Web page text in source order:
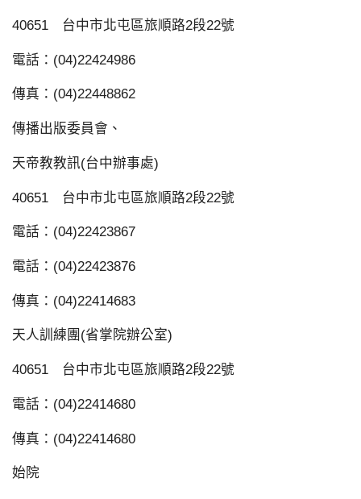
40651 台中市北屯區旅順路2段22號
電話：(04)22424986
傳真：(04)22448862
傳播出版委員會、
天帝教教訊(台中辦事處)
40651 台中市北屯區旅順路2段22號
電話：(04)22423867
電話：(04)22423876
傳真：(04)22414683
天人訓練團(省掌院辦公室)
40651 台中市北屯區旅順路2段22號
電話：(04)22414680
傳真：(04)22414680
始院